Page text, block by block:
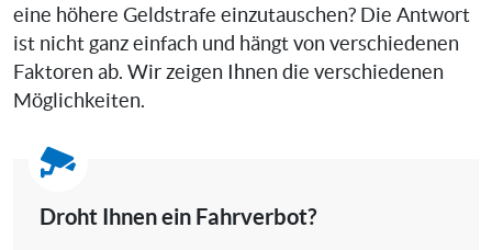
eine höhere Geldstrafe einzutauschen? Die Antwort
ist nicht ganz einfach und hängt von verschiedenen
Faktoren ab. Wir zeigen Ihnen die verschiedenen
Möglichkeiten.
Droht Ihnen ein Fahrverbot?